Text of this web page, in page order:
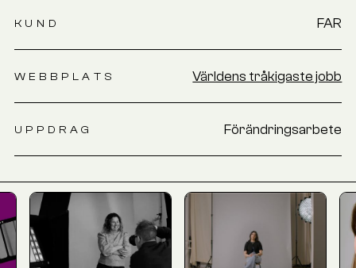
KUND FAR
WEBBPLATS Världens tråkigaste jobb
UPPDRAG Förändringsarbete